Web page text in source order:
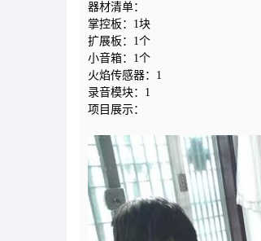
器材清单：
掌控板：1块
扩展板：1个
小音箱：1个
火焰传感器：1
录音模块：1
项目展示：